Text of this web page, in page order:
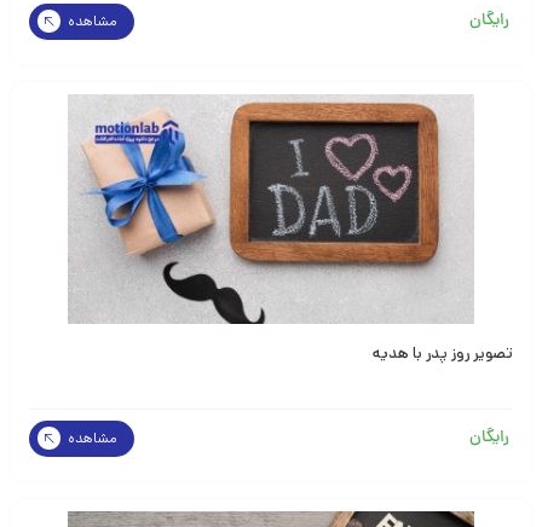
رایگان مشاهده
تصویر روز پدر با هدیه
رایگان مشاهده